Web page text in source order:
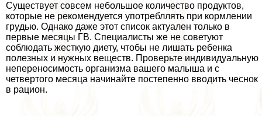
Существует совсем небольшое количество продуктов,
которые не рекомендуется употрeбллять при кормлении
гpyдью. Однако даже этот список актуален только в
первые месяцы ГВ. Специалисты же не советуют
соблюдать жесткую диету, чтобы не лишать ребенка
полезных и нужных веществ. Проверьте индивидуальную
непереносимость организма вашего малыша и с
четвертого месяца начинайте постепенно вводить чеснок
в рацион.